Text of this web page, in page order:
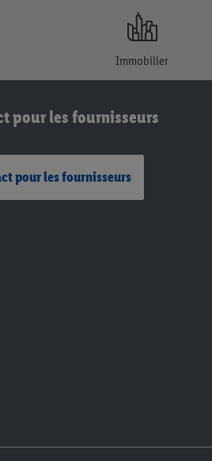
Immobilier
pour les fournisseurs
pour les fournisseurs